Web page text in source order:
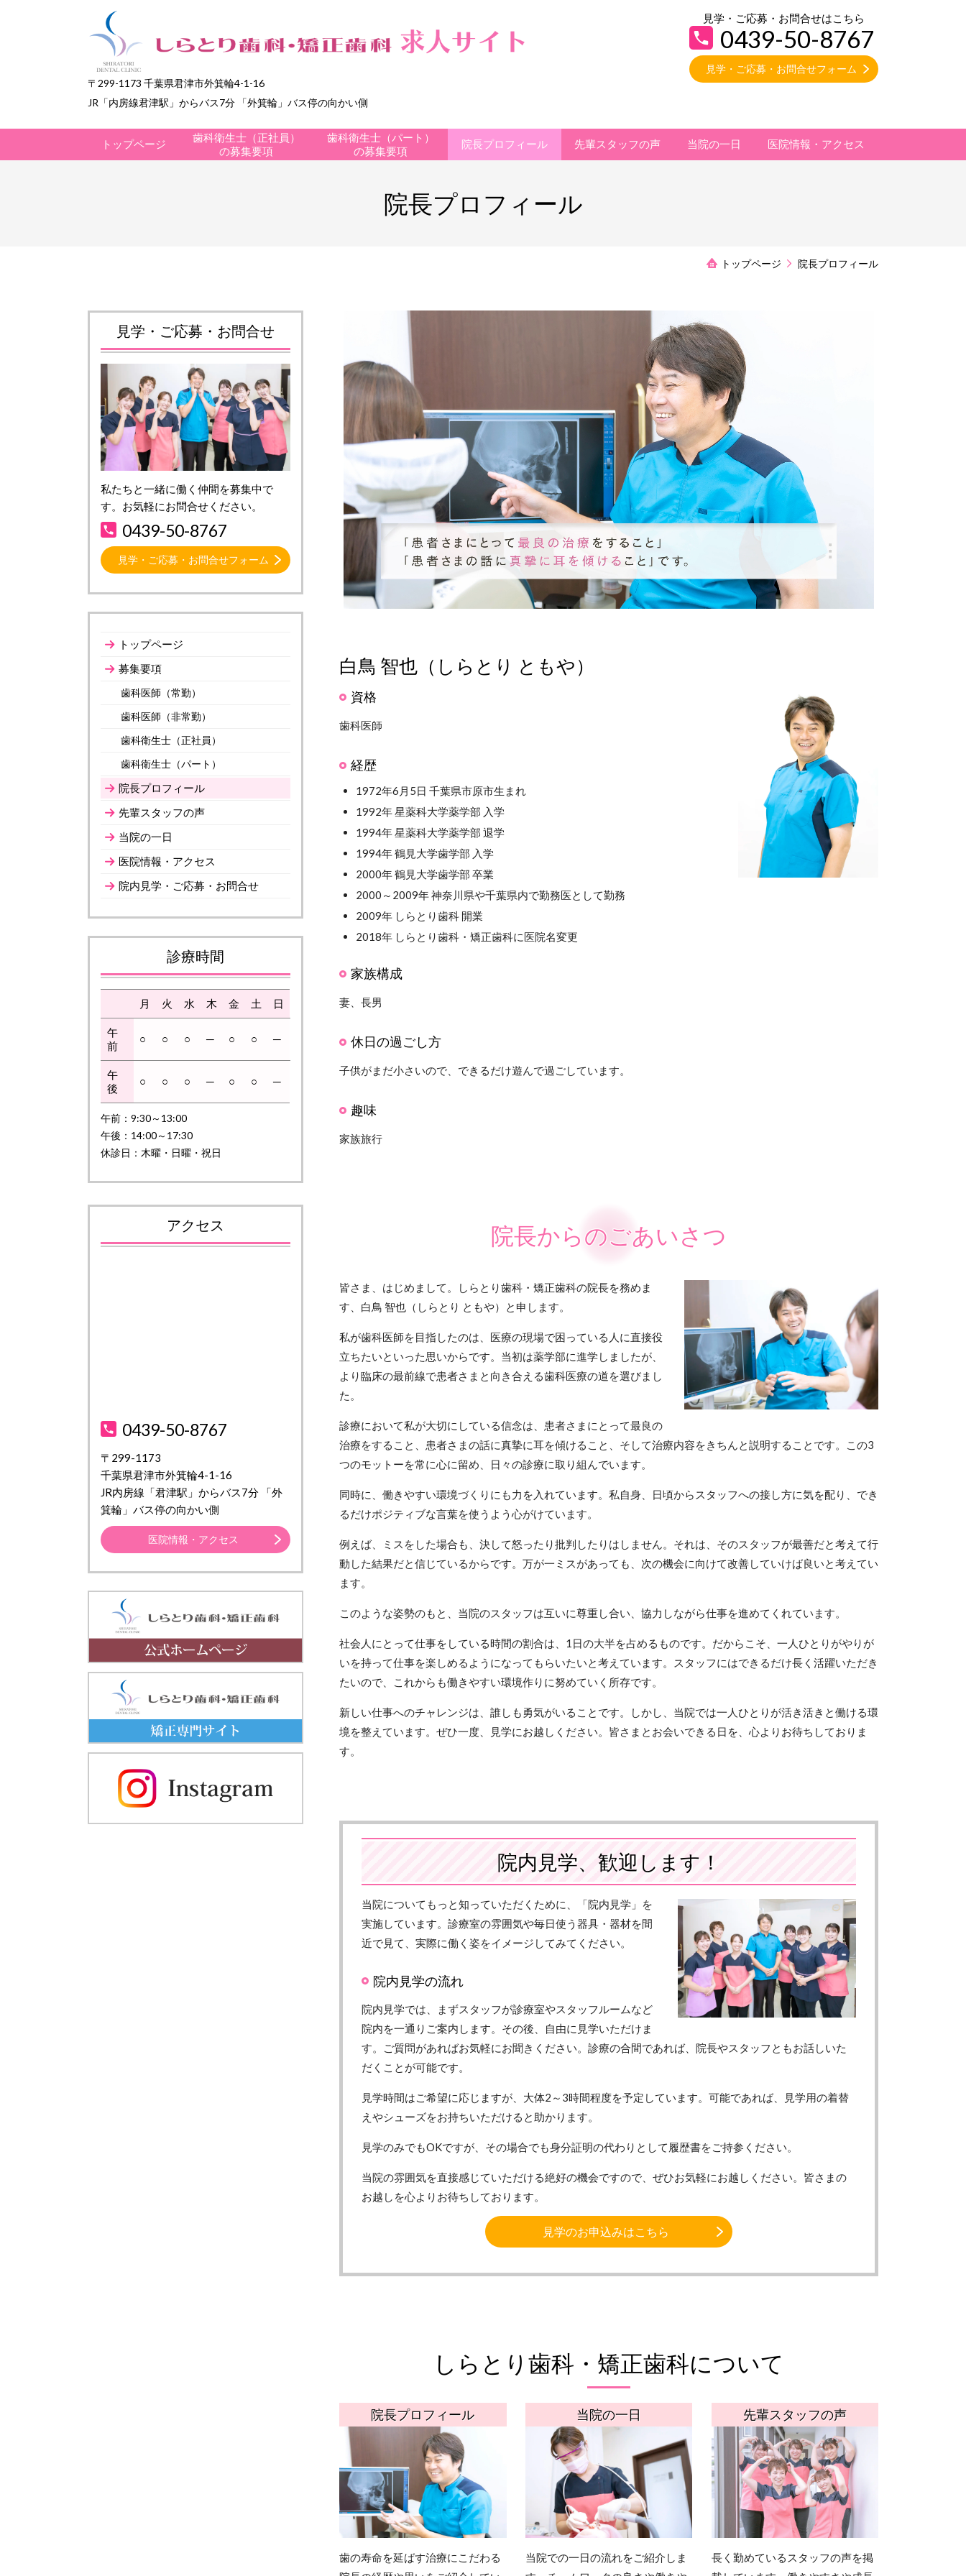
〒299-1173 千葉県君津市外箕輪4-1-16
JR「内房線君津駅」からバス7分
「外箕輪」バス停の向かい側
見学・ご応募・お問合せはこちら
0439-50-8767
見学・ご応募・お問合せフォーム
トップページ
歯科衛生士（正社員）
の募集要項
歯科衛生士（パート）
の募集要項
院長プロフィール 先輩スタッフの声 当院の一日 医院情報・アクセス
院長プロフィール
トップページ 院長プロフィール
白鳥 智也（しらとり ともや）
資格
歯科医師
経歴
1972年6月5日 千葉県市原市生まれ
1992年 星薬科大学薬学部 入学
1994年 星薬科大学薬学部 退学
1994年 鶴見大学歯学部 入学
2000年 鶴見大学歯学部 卒業
2000～2009年 神奈川県や千葉県内で勤務医として勤務
2009年 しらとり歯科 開業
2018年 しらとり歯科・矯正歯科に医院名変更
家族構成
妻、長男
休日の過ごし方
子供がまだ小さいので、できるだけ遊んで過ごしています。
趣味
家族旅行
院長からのごあいさつ
皆さま、はじめまして。しらとり歯科・矯正歯科の院長を務めま
す、白鳥 智也（しらとり ともや）と申します。
私が歯科医師を目指したのは、医療の現場で困っている人に直接役
立ちたいといった思いからです。当初は薬学部に進学しましたが、
より臨床の最前線で患者さまと向き合える歯科医療の道を選びまし
た。
診療において私が大切にしている信念は、患者さまにとって最良の
治療をすること、患者さまの話に真摯に耳を傾けること、そして治療内容をきちんと説明することです。この3
つのモットーを常に心に留め、日々の診療に取り組んでいます。
同時に、働きやすい環境づくりにも力を入れています。私自身、日頃からスタッフへの接し方に気を配り、でき
るだけポジティブな言葉を使うよう心がけています。
例えば、ミスをした場合も、決して怒ったり批判したりはしません。それは、そのスタッフが最善だと考えて行
動した結果だと信じているからです。万が一ミスがあっても、次の機会に向けて改善していけば良いと考えてい
ます。
このような姿勢のもと、当院のスタッフは互いに尊重し合い、協力しながら仕事を進めてくれています。
社会人にとって仕事をしている時間の割合は、1日の大半を占めるものです。だからこそ、一人ひとりがやりが
いを持って仕事を楽しめるようになってもらいたいと考えています。スタッフにはできるだけ長く活躍いただき
たいので、これからも働きやすい環境作りに努めていく所存です。
新しい仕事へのチャレンジは、誰しも勇気がいることです。しかし、当院では一人ひとりが活き活きと働ける環
境を整えています。ぜひ一度、見学にお越しください。皆さまとお会いできる日を、心よりお待ちしておりま
す。
院内見学、歓迎します！
当院についてもっと知っていただくために、「院内見学」を
実施しています。診療室の雰囲気や毎日使う器具・器材を間
近で見て、実際に働く姿をイメージしてみてください。
院内見学の流れ
院内見学では、まずスタッフが診療室やスタッフルームなど
院内を一通りご案内します。その後、自由に見学いただけま
す。ご質問があればお気軽にお聞きください。診療の合間であれば、院長やスタッフともお話しいた
だくことが可能です。
見学時間はご希望に応じますが、大体2～3時間程度を予定しています。可能であれば、見学用の着替
えやシューズをお持ちいただけると助かります。
見学のみでもOKですが、その場合でも身分証明の代わりとして履歴書をご持参ください。
当院の雰囲気を直接感じていただける絶好の機会ですので、ぜひお気軽にお越しください。皆さまの
お越しを心よりお待ちしております。
見学のお申込みはこちら
しらとり歯科・矯正歯科について
院長プロフィール
歯の寿命を延ばす治療にこだわる
当院の一日
当院での一日の流れをご紹介しま
先輩スタッフの声
長く勤めているスタッフの声を掲
見学・ご応募・お問合せ
私たちと一緒に働く仲間を募集中で
す。お気軽にお問合せください。
0439-50-8767
見学・ご応募・お問合せフォーム
トップページ
募集要項
歯科医師（常勤）
歯科医師（非常勤）
歯科衛生士（正社員）
歯科衛生士（パート）
院長プロフィール
先輩スタッフの声
当院の一日
医院情報・アクセス
院内見学・ご応募・お問合せ
診療時間
月 火 水 木 金 土 日
午
前
○ ○ ○ ─ ○ ○ ─
午
後
○ ○ ○ ─ ○ ○ ─
午前： 9:30～13:00
午後： 14:00～17:30
休診日：木曜・日曜・祝日
アクセス
0439-50-8767
〒299-1173
千葉県君津市外箕輪4-1-16
JR内房線「君津駅」からバス7分 「外
箕輪」バス停の向かい側
医院情報・アクセス